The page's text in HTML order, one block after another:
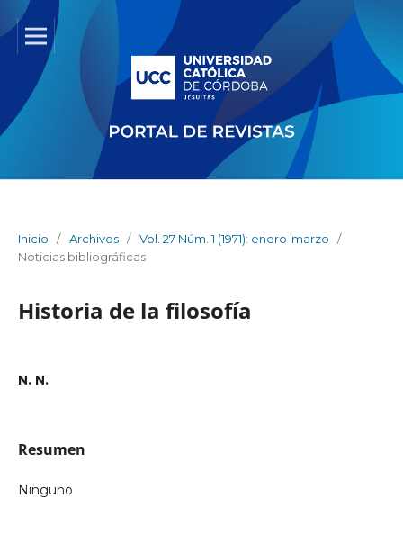
Inicio / Archivos / Vol. 27 Núm. 1 (1971): enero-marzo
/
Noticias bibliográficas
Historia de la filosofía
N. N.
Resumen
Ninguno